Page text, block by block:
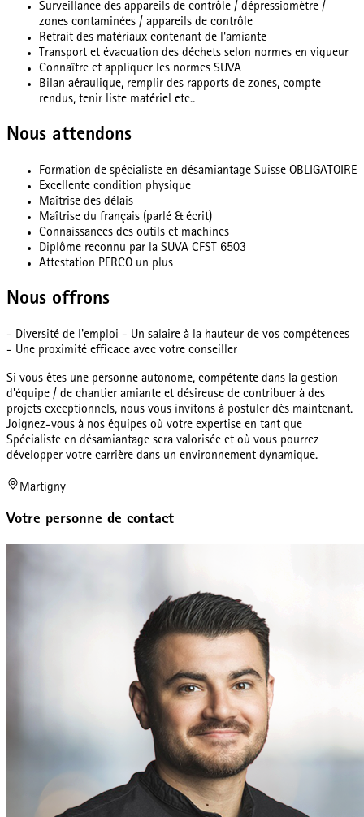
Surveillance des appareils de contrôle / dépressiomètre /
zones contaminées / appareils de contrôle
Retrait des matériaux contenant de l'amiante
Transport et évacuation des déchets selon normes en vigueur
Connaître et appliquer les normes SUVA
Bilan aéraulique, remplir des rapports de zones, compte
rendus, tenir liste matériel etc..
Nous attendons
Formation de spécialiste en désamiantage Suisse OBLIGATOIRE
Excellente condition physique
Maîtrise des délais
Maîtrise du français (parlé & écrit)
Connaissances des outils et machines
Diplôme reconnu par la SUVA CFST 6503
Attestation PERCO un plus
Nous offrons
- Diversité de l'emploi - Un salaire à la hauteur de vos compétences
- Une proximité efficace avec votre conseiller
Si vous êtes une personne autonome, compétente dans la gestion
d'équipe / de chantier amiante et désireuse de contribuer à des
projets exceptionnels, nous vous invitons à postuler dès maintenant.
Joignez-vous à nos équipes où votre expertise en tant que
Spécialiste en désamiantage sera valorisée et où vous pourrez
développer votre carrière dans un environnement dynamique.
Martigny
Votre personne de contact